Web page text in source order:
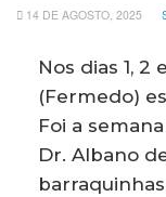
14 DE AGOSTO, 2025
Nos dias 1, 2
(Fermedo)
Foi a
Dr. Albano